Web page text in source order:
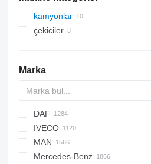
kamyonlar
çekiciler
Marka
BM
HD
1304
1504
1604
773
C-series
Jumper
DAF
AS
CF
LF
AC
Eagle
Ducato
2000
Cargo
F-MAX
M series
X series
GMK
IVECO
Daily
EuroCargo
ELF
NKR
Carnival
Rio
KMK
LTM
MAN
A-series
MRT
Mercedes-Benz